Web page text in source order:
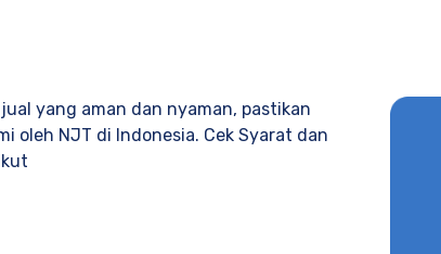
yang aman dan nyaman, pastikan
oleh NJT di Indonesia. Cek Syarat dan